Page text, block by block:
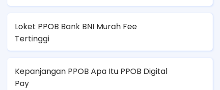
Loket PPOB Bank BNI Murah Fee
Tertinggi
Kepanjangan PPOB Apa Itu PPOB Digital
Pay